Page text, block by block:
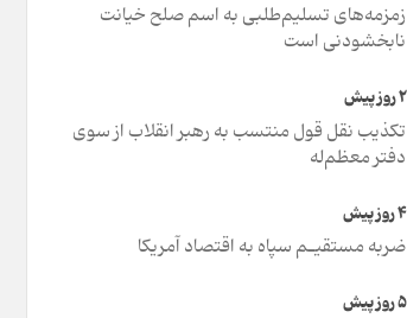
زمزمه‌های تسلیم‌طلبی به اسم صلح خیانت
نابخشودنی است
تکذیب نقل قول منتسب به رهبر انقلاب از سوی
دفتر معظم‌له
ضربه مستقیـم سپاه به اقتصاد آمر‌یکا